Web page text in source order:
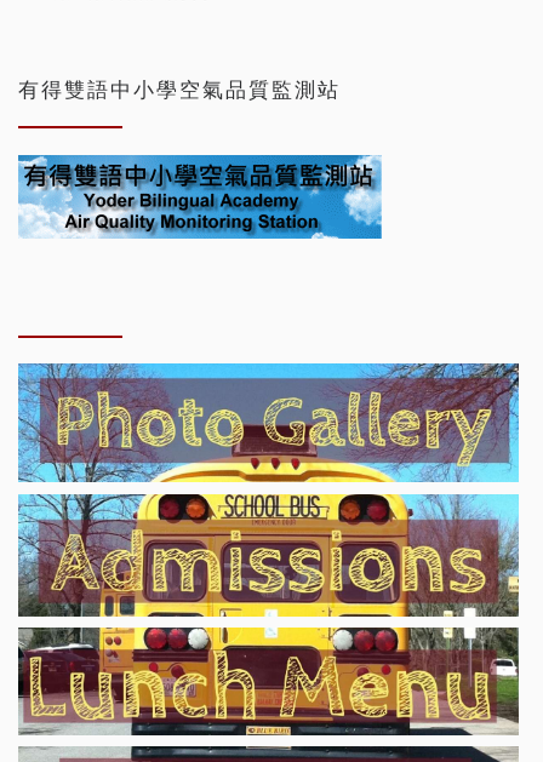
有得雙語中小學空氣品質監測站